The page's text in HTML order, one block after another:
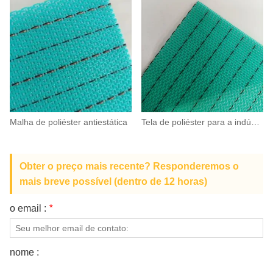
Malha de poliéster antiestática
Obter o preço mais recente? Responderemos o
mais breve possível (dentro de 12 horas)
o email : *
nome :